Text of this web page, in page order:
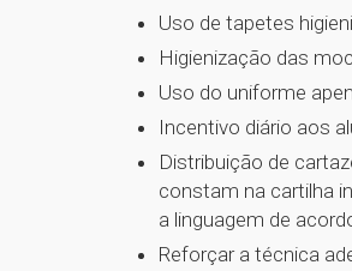
Uso de tapetes
Higienização das
Uso do uniforme
Incentivo diário aos
Distribuição de
constam na cartilha
a linguagem de
Reforçar a técnica